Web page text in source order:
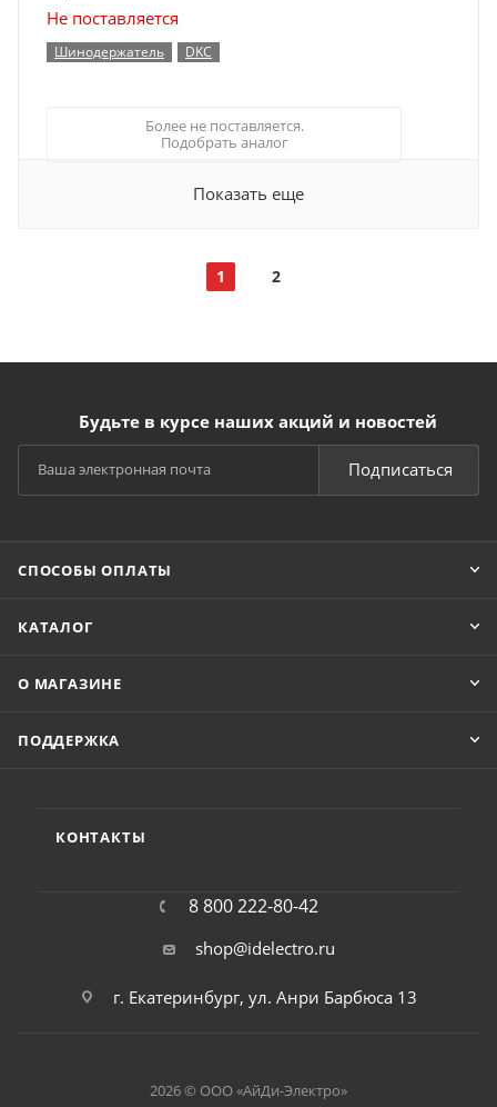
Не поставляется
Шинодержатель DKC
Более не поставляется.
Подобрать аналог
Показать еще
1 2
Будьте в курсе наших акций и новостей
Подписаться
СПОСОБЫ ОПЛАТЫ
КАТАЛОГ
О МАГАЗИНЕ
ПОДДЕРЖКА
КОНТАКТЫ
8 800 222-80-42
shop@idelectro.ru
г. Екатеринбург, ул. Анри Барбюса 13
2026 © ООО «АйДи-Электро»